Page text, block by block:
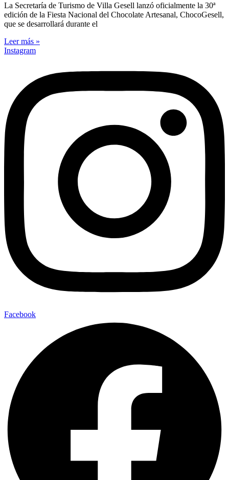
La Secretaría de Turismo de Villa Gesell lanzó oficialmente la 30ª
edición de la Fiesta Nacional del Chocolate Artesanal, ChocoGesell,
que se desarrollará durante el
Leer más »
Instagram
Facebook